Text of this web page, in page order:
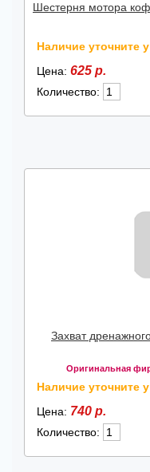
Шестерня мотора
Наличие уточните
Цена: 625 р.
Количество:
Захват
Оригинальная
Наличие уточните
Цена: 740 р.
Количество: